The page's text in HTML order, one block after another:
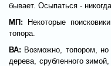
бывает. Осыпаться -
МП: Некоторые
топора.
ВА: Возможно, топором,
дерева, срубленного